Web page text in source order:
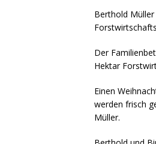
Berthold
Der
Hektar
Einen
werden frisch
Müller.